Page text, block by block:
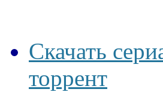
Скачать
торрент